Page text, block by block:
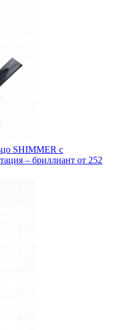
SHIMMER с
– бриллиант от 252